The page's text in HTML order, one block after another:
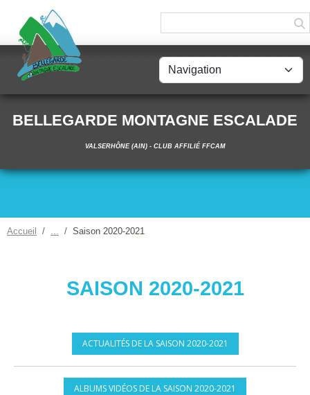
BELLEGARDE MONTAGNE ESCALADE
VALSERHÔNE (AIN) - CLUB AFFILIÉ FFCAM
Accueil Saison 2020-2021
SAISON 2020-2021
ACTUALITÉS DE LA SAISON 2020-2021
ALBUMS VIDÉOS DE LA SAISON 2020-2021
Panneau de gestion des cookies